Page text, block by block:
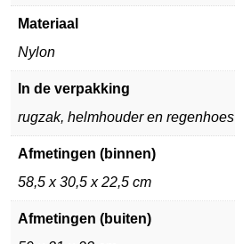
Materiaal
Nylon
In de verpakking
rugzak, helmhouder en regenhoes
Afmetingen (binnen)
58,5 x 30,5 x 22,5 cm
Afmetingen (buiten)